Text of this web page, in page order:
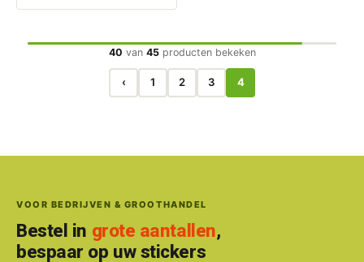
40 van 45producten bekeken
‹ 1 2 3 4
VOOR BEDRIJVEN & GROOTHANDEL
Bestel in grote aantallen,
bespaar op uw stickers